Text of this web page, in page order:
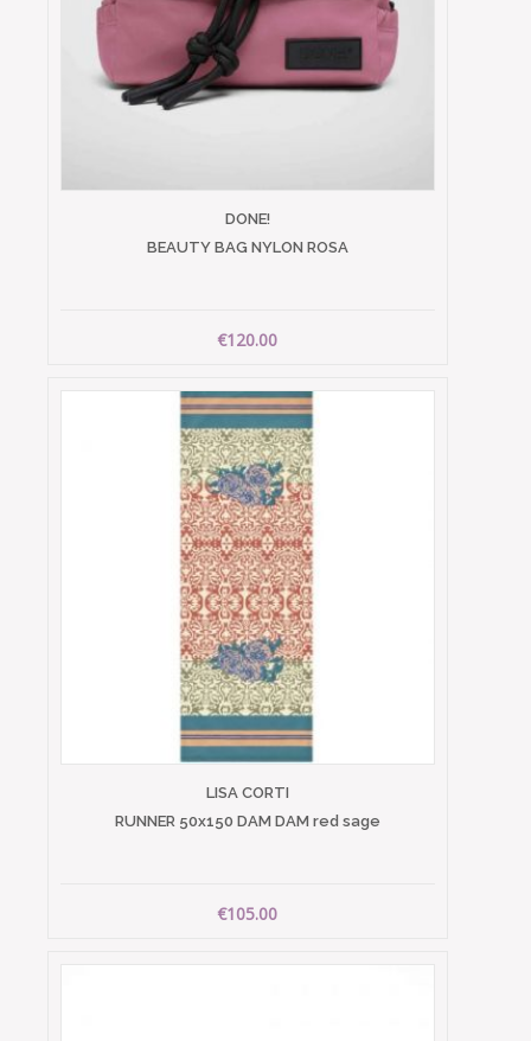
DONE!
BEAUTY BAG NYLON ROSA
€120.00
LISA CORTI
RUNNER 50x150 DAM DAM red sage
€105.00